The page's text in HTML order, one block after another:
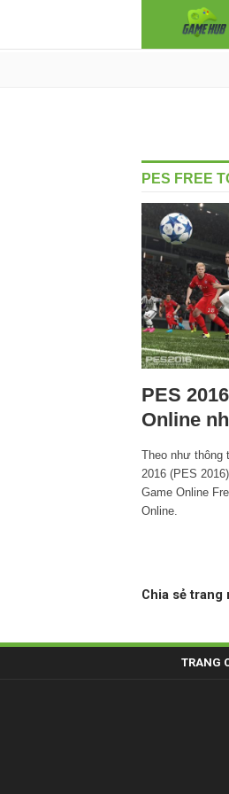
PES FREE
PES
Online
Theo như thông
2016 (PES
Game Online
Online.
Chia sẻ trang
TRANG